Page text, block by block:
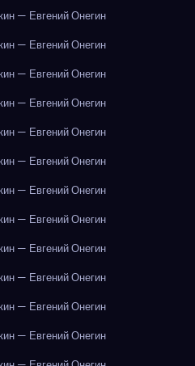
— Евгений Онегин
— Евгений Онегин
— Евгений Онегин
— Евгений Онегин
— Евгений Онегин
— Евгений Онегин
— Евгений Онегин
— Евгений Онегин
— Евгений Онегин
— Евгений Онегин
— Евгений Онегин
— Евгений Онегин